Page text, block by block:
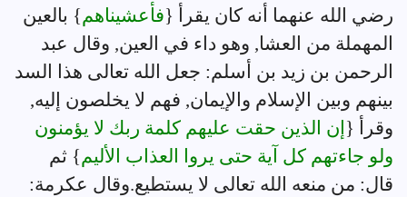
رضي الله عنهما أنه كان يقرأ {فأعشيناهم} بالعين
المهملة من العشا, وهو داء في العين, وقال عبد
الرحمن بن زيد بن أسلم: جعل الله تعالى هذا السد
بينهم وبين الإسلام والإيمان, فهم لا يخلصون إليه,
وقرأ { إن الذين حقت عليهم كلمة ربك لا يؤمنون
ولو جاءتهم كل آية حتى يروا العذاب الأليم} ثم
قال: من منعه الله تعالى لا يستطيع.وقال عكرمة: